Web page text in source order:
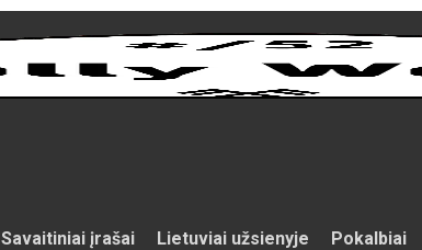
Savaitiniai įrašai Lietuviai užsienyje Pokalbiai